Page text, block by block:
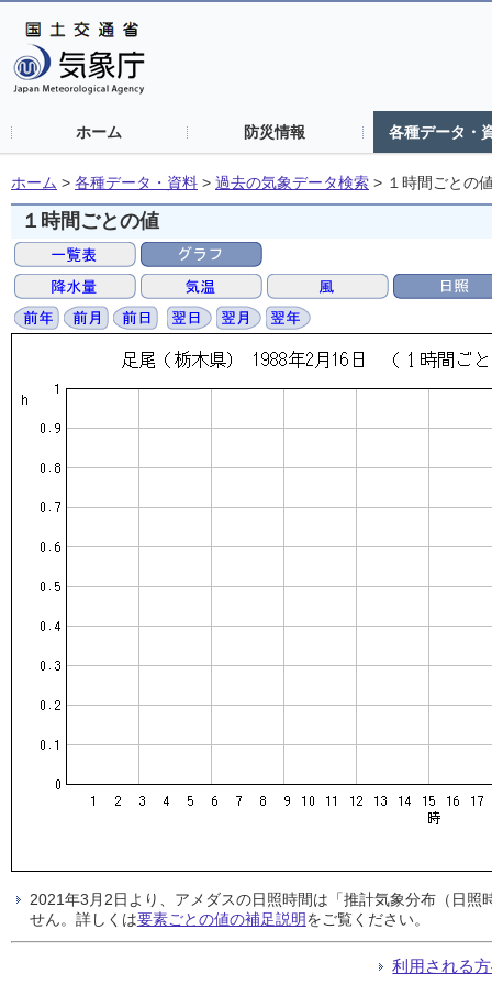
ホーム 防災情報 各種データ・
ホーム > 各種データ・資料 > 過去の気象データ検索 > １時間ごとの
１時間ごとの値
2021年3月2日より、アメダスの日照時間は「推計気象分布（日
せん。詳しくは要素ごとの値の補足説明をご覧ください。
利用される